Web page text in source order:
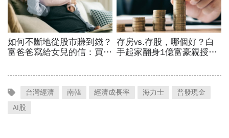
台灣經濟 南韓 經濟成長率 海力士
普發現金
AI股